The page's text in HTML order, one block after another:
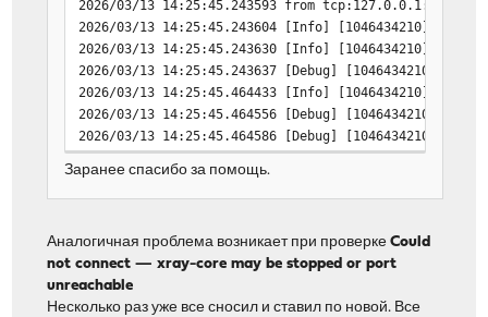
2026/03/13 14:25:45.243593 from
2026/03/13 14:25:45.243604 [Info] [1046434210]
2026/03/13 14:25:45.243630 [Info] [1046434210]
2026/03/13 14:25:45.243637 [Debug] [1046434210]
2026/03/13 14:25:45.464433 [Info] [1046434210]
2026/03/13 14:25:45.464556 [Debug] [1046434210]
2026/03/13 14:25:45.464586 [Debug] [1046434210]
Заранее спасибо за помощь.
Аналогичная проблема возникает при проверкеCould
not connect — xray-core may be stopped or port
unreachable
Несколько раз уже все сносил и ставил по новой. Все